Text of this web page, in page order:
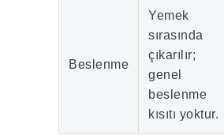
Beslenme
Yemek
sırasında
çıkarılır;
genel
beslenme
kısıtı yoktur.